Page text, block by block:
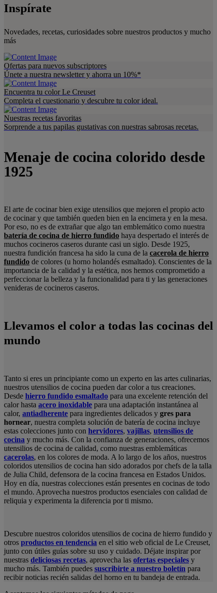
Inspírate
Novedades, recetas, curiosidades sobre nuestros productos y mucho
más
Ofertas para nuevos subscriptores
Únete a nuestra newsletter y ahorra un 10%*
Encuentra tu color Le Creuset
Completa el cuestionario y descubre tu color ideal.
Nuestras recetas favoritas
Sorprende a tus papilas gustativas con nuestras sabrosas recetas.
Menaje de cocina colorido desde
1925
El arte de cocinar bien exige utensilios que mejoren el propio acto
de cocinar y que también queden bien en la encimera y en la mesa.
Por eso, no es de extrañar que algo tan emblemático como nuestra
batería de cocina de hierro fundido haya despertado el interés de
muchos cocineros caseros durante casi un siglo. Desde 1925,
nuestra fundición francesa ha sido la cuna de la cacerola de hierro
fundido de colores (u horno holandés esmaltado). Conscientes de la
importancia de la calidad y la estética, nos hemos comprometido a
perfeccionar la belleza y la funcionalidad para ti y las generaciones
venideras de cocineros caseros.
Llevamos el color a todas las cocinas del
mundo
Tanto si eres un principiante como un experto en las artes culinarias,
nuestros utensilios de cocina pueden dar color a tus creaciones.
Desde hierro fundido esmaltado para una excelente retención del
calor hasta acero inoxidable para una adaptación instantánea al
calor, antiadherente para ingredientes delicados y gres para
hornear, nuestra completa solución de batería de cocina incluye
estas colecciones junto con hervidores, vajillas, utensilios de
cocina y mucho más. Con la confianza de generaciones, ofrecemos
utensilios de cocina de calidad, como nuestras emblemáticas
cacerolas, en los colores de moda. A lo largo de los años, nuestros
coloridos utensilios de cocina han sido adorados por chefs de la talla
de Julia Child, defensora de la cocina francesa en Estados Unidos.
Hoy en día, nuestras colecciones están presentes en cocinas de todo
el mundo. Aprovecha nuestros productos esenciales con calidad de
reliquia y experimenta la diferencia por ti mismo.
Descubre nuestros coloridos utensilios de cocina de hierro fundido y
otros productos en tendencia en el sitio web oficial de Le Creuset,
junto con útiles guías sobre su uso y cuidado. Déjate inspirar por
nuestras deliciosas recetas, aprovecha las ofertas especiales y
mucho más. También puedes suscribirte a nuestro boletín para
recibir noticias recién salidas del horno en tu bandeja de entrada.